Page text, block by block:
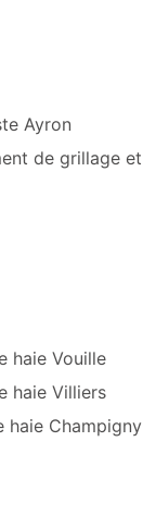
Ayron
de grillage et
haie Vouille
haie Villiers
haie Champigny